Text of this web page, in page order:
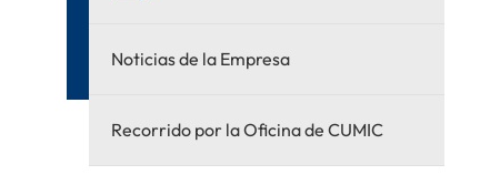
Noticias de la Empresa
Recorrido por la Oficina de CUMIC